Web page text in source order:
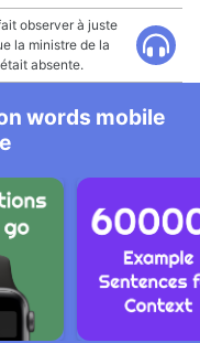
observer à juste
la ministre de la
absente.
words mobile